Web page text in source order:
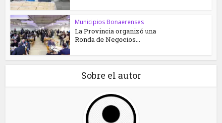
Municipios Bonaerenses
La Provincia organizó una
Ronda de Negocios...
Sobre el autor